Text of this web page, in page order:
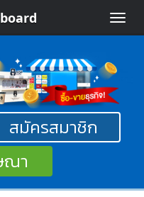
Toggle
สมัครสมาชิก
ณา